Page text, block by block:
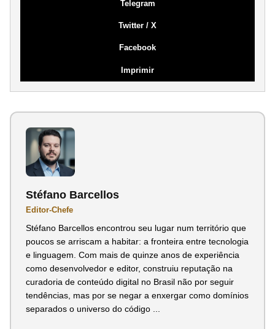
Telegram
Twitter / X
Facebook
Imprimir
Stéfano Barcellos
Editor-Chefe
Stéfano Barcellos encontrou seu lugar num território que
poucos se arriscam a habitar: a fronteira entre tecnologia
e linguagem. Com mais de quinze anos de experiência
como desenvolvedor e editor, construiu reputação na
curadoria de conteúdo digital no Brasil não por seguir
tendências, mas por se negar a enxergar como domínios
separados o universo do código ...